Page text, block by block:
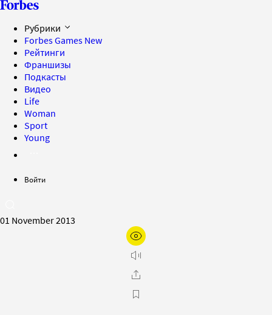
Рубрики
Forbes Games New
Рейтинги
Франшизы
Подкасты
Видео
Life
Woman
Sport
Young
Войти
01 November 2013